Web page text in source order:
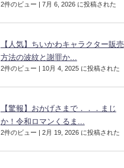
2件のビュー | 7月 6, 2026 に投稿された
【人気】ちいかわキャラクター販売
方法の波紋と謝罪か...
2件のビュー | 10月 4, 2025 に投稿された
【驚報】おかげさまで．．．まじ
か！令和ロマンくるま...
2件のビュー | 2月 19, 2026 に投稿された